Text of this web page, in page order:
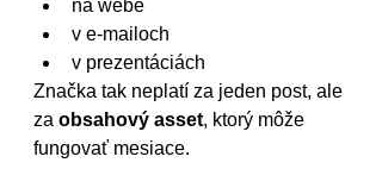
na webe
v e-mailoch
v prezentáciách
Značka tak neplatí za jeden post, ale
za obsahový asset, ktorý môže
fungovať mesiace.